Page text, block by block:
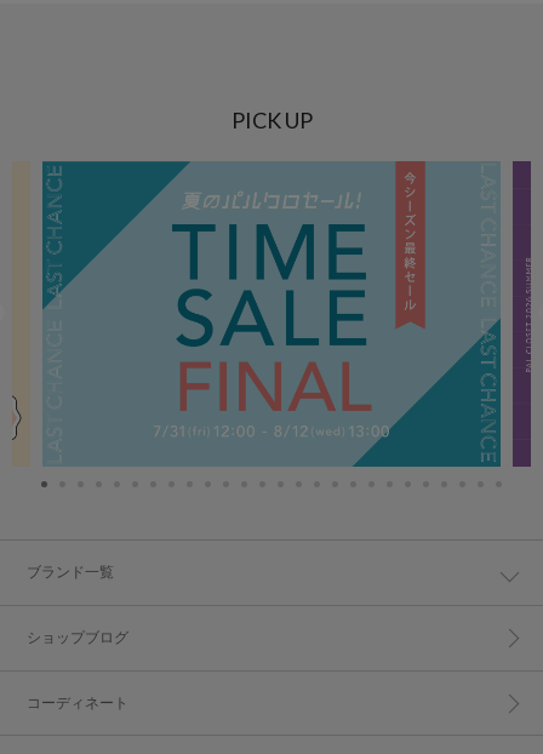
PICK UP
ブランド一覧
ショップブログ
コーディネート